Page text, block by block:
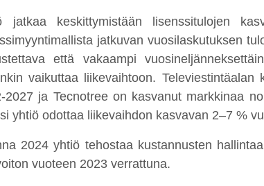
jatkaa keskittymistään lisenssitulojen
jatkuvan vuosilaskutuksen
että vakaampi
vaikuttaa liikevaihtoon.
2027 ja Tecnotree on kasvanut markkinaa
yhtiö odottaa liikevaihdon kasvavan 2–7 %
2024 yhtiö tehostaa kustannusten
vuoteen 2023 verrattuna.